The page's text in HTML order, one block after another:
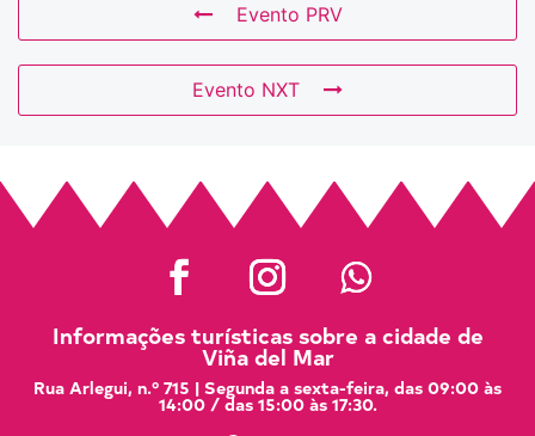
Evento PRV
Evento NXT
Informações turísticas sobre a cidade de
Viña del Mar
Rua Arlegui, n.º 715 | Segunda a sexta-feira, das 09:00 às
14:00 / das 15:00 às 17:30.